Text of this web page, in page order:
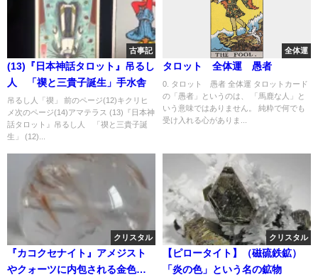
古事記
(13)『日本神話タロット』吊るし
人 「禊と三貴子誕生」手水舎
吊るし人「禊」 前のページ(12)キクリヒ
メ次のページ(14)アマテラス (13)『日本神
話タロット』吊るし人 「禊と三貴子誕
生」 (12)...
全体運
タロット 全体運 愚者
0. タロット 愚者 全体運 タロットカード
の「愚者」というのは、 「馬鹿な人」と
いう意味ではありません。 純粋で何でも
受け入れる心がありま...
クリスタル
『カコクセナイト』アメジスト
やクォーツに内包される金色の
クリスタル
【ピロータイト】（磁硫鉄鉱）
「炎の色」という名の鉱物